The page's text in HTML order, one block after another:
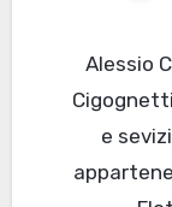
Alessio Catanzaro e sua mamma Luisa
e